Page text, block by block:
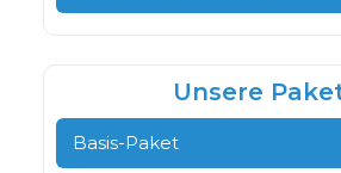
Unsere
Basis-Paket